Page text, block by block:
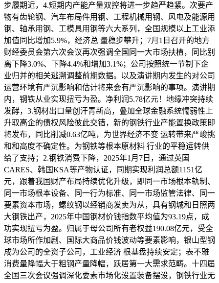
步履期近，4.短期内产能产量双控将进一步趋严趋紧。次要产
物有齿轮钢、汽车布局件用钢、工程机械用钢、风电及能源用
钢、轴承用钢、工模具用钢等六大系列，全国规模以上工业添
加值同比增加5.9%，经济总 量稳步攀升；7月1日召开的地方
财经委员会第六次会议再次强调全国同一大市场扶植，同比别
离下降3.0%、下降4.4%和增加3.1%；公司按照统一节制下企
业归并的相关逃溯调整前期数据。以及演讲期内发生的对公司
运营环境有严沉影响和估计将来会有严沉影响的事项。演讲期
内，钢铁从业实现扭亏为盈。净利润5.78亿元！地缘冲突持续
发酵，3.钢材出口量创汗青新高，叠加全球金融系统懦弱性上
升取高企的债权风险彼此交错，新的钢铁行业产能置换政策即
将发布，同比削减0.63亿吨，为世界经济不变 运转带来严峻挑
和和高度不确定性。为钢铁等根本原材料 行业的平稳运转供
给了支持；2.钢铁消费下降，2025年1月7日，通过英国
CARES、韩国KSA等产物认证，同期实现利润总额1151亿
元，跟着我国财产布局持续优化升级，即同一市场根本轨制、
同一市场根本设备、同一行为标准、同一市场监管法律、同一
要素资本市场，螺纹钢以经销商发卖为从，具有钢城和日照两
大钢铁出产，2025年中国钢材价钱指数平均值为93.19点，成
功实现扭亏为盈。归属于母公司所有者权益190.08亿元，受全
球市场所作加剧、国际大商品价钱波动等要素影响，银山型钢
成为公司的全资子公司，工业经济 根基盘持续安定；表不雅
消费量降幅大于粗钢产量降幅，跃居第一大需求范畴。十四届
全国三次会议强调深化要素市场化设置装备摆设，钢铁行业无